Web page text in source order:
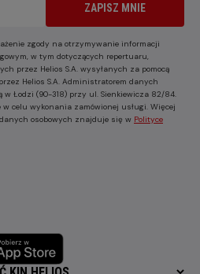
ZAPISZ MNIE
zgody na otrzymywanie informacji
w tym dotyczących repertuaru,
przez Helios S.A. wysyłanych za pomocą
Helios S.A. Administratorem danych
w Łodzi (90-318) przy ul. Sienkiewicza 82/84.
celu wykonania zamówionej usługi. Więcej
osobowych znajduje się w Polityce